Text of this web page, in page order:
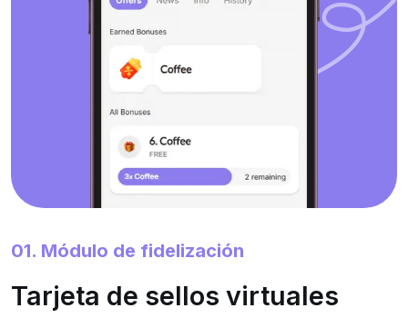
01. Módulo de fidelización
Tarjeta de sellos virtuales